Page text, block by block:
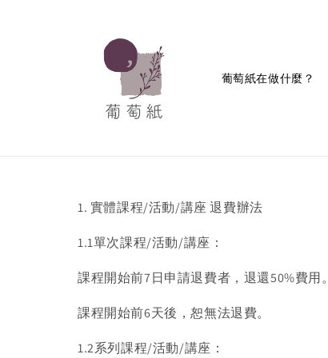
葡萄紙在做什麼？
1. 實體課程/活動/講座 退費辦法
1.1單次課程/活動/講座：
課程開始前7日申請退費者，退還50%費用。
課程開始前6天後，恕無法退費。
1.2系列課程/活動/講座：